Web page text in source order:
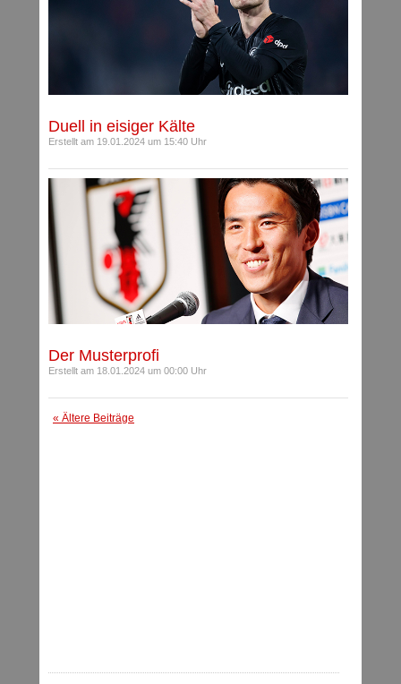
Duell in eisiger Kälte
Erstellt am 19.01.2024 um 15:40 Uhr
Der Musterprofi
Erstellt am 18.01.2024 um 00:00 Uhr
« Ältere Beiträge